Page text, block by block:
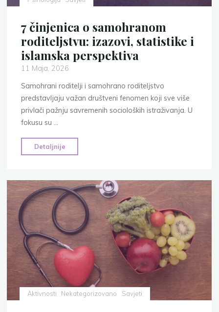
7 činjenica o samohranom
roditeljstvu: izazovi, statistike i
islamska perspektiva
11 Maja, 2026
Samohrani roditelji i samohrano roditeljstvo
predstavljaju važan društveni fenomen koji sve više
privlači pažnju savremenih socioloških istraživanja. U
fokusu su …
Detaljnije
činjenica
samohranom
roditeljstvu:
izazovi,
statistike
i
perspektiva"
Aktivnosti Nekategorizovano Savjeti